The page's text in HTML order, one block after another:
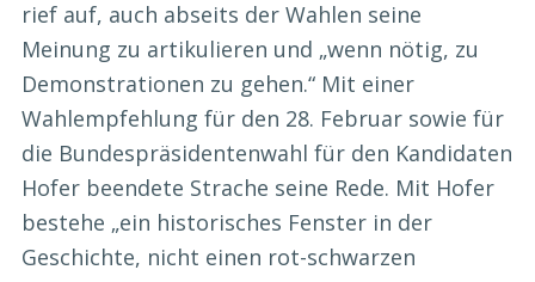
rief auf, auch abseits der Wahlen seine
Meinung zu artikulieren und „wenn nötig, zu
Demonstrationen zu gehen.“ Mit einer
Wahlempfehlung für den 28. Februar sowie für
die Bundespräsidentenwahl für den Kandidaten
Hofer beendete Strache seine Rede. Mit Hofer
bestehe „ein historisches Fenster in der
Geschichte, nicht einen rot-schwarzen